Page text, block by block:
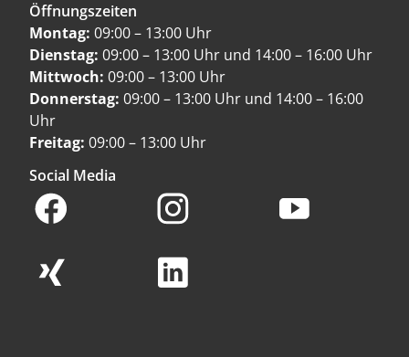
Öffnungszeiten
Montag: 09:00 – 13:00 Uhr
Dienstag: 09:00 – 13:00 Uhr und 14:00 – 16:00 Uhr
Mittwoch: 09:00 – 13:00 Uhr
Donnerstag: 09:00 – 13:00 Uhr und 14:00 – 16:00
Uhr
Freitag: 09:00 – 13:00 Uhr
Social Media